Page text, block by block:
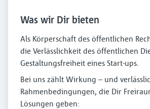
Was wir Dir bieten
Als Körperschaft des öffentlichen
die Verlässlichkeit des öffentlichen
Gestaltungsfreiheit eines Start-ups.
Bei uns zählt Wirkung – und
Rahmenbedingungen, die Dir
Lösungen geben: